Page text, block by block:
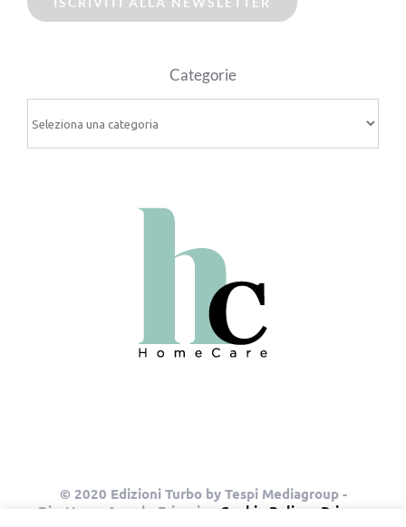
Categorie
© 2020 Edizioni Turbo by Tespi Mediagroup -
Direttore: Angelo Frigerio - Cookie Policy
Privacy